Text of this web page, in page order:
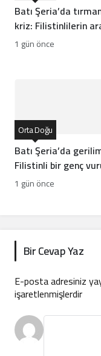
Batı Şeria’da
kriz: Filistinlilerin
mülklerine baskı
1 gün önce
Batı Şeria’da
Filistinli bir genç
sınıflar yıkıldı
Orta Doğu
1 gün önce
Bir Cevap Yaz
E-posta adresiniz
işaretlenmişlerdir